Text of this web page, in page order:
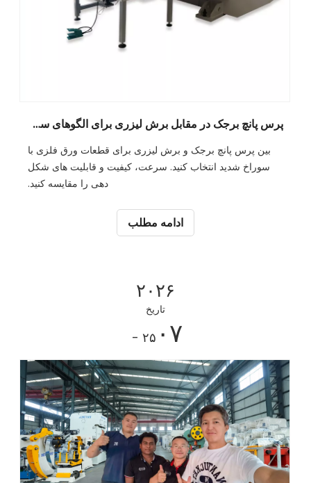
پرس پانچ برجک در مقابل برش لیزری برای الگوهای سوراخ
بین پرس پانچ برجک و برش لیزری برای قطعات ورق فلزی با
سوراخ شدید انتخاب کنید. سرعت، کیفیت و قابلیت های شکل
دهی را مقایسه کنید.
ادامه مطلب
۲۰۲۶
تاریخ
۰۷ - ۲۵